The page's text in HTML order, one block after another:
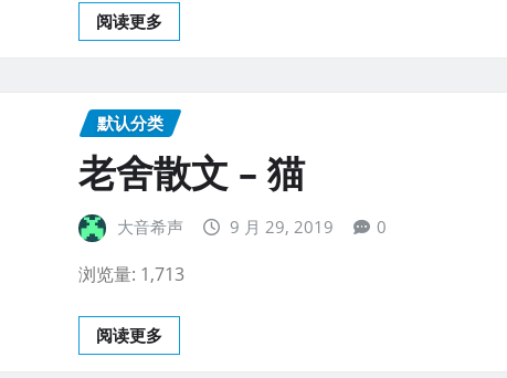
阅读更多
默认分类
老舍散文 – 猫
大音希声 9 月 29, 2019 0
浏览量: 1,713
阅读更多